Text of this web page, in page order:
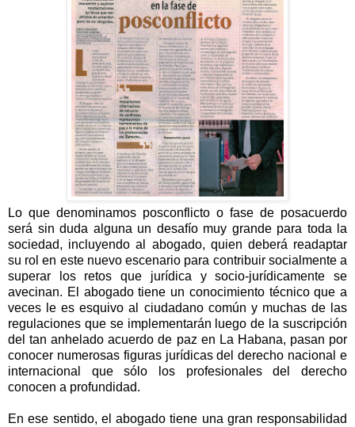
Lo que denominamos posconflicto o fase de posacuerdo
será sin duda alguna un desafío muy grande para toda la
sociedad, incluyendo al abogado, quien deberá readaptar
su rol en este nuevo escenario para contribuir socialmente a
superar los retos que jurídica y socio-jurídicamente se
avecinan. El abogado tiene un conocimiento técnico que a
veces le es esquivo al ciudadano común y muchas de las
regulaciones que se implementarán luego de la suscripción
del tan anhelado acuerdo de paz en La Habana, pasan por
conocer numerosas figuras jurídicas del derecho nacional e
internacional que sólo los profesionales del derecho
conocen a profundidad.
En ese sentido, el abogado tiene una gran responsabilidad